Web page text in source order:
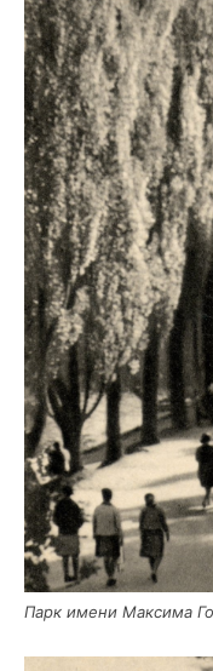
Парк име­ни Мак­си­ма